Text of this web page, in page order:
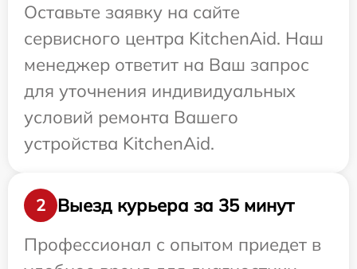
Оставьте заявку на сайте
сервисного центра KitchenAid. Наш
менеджер ответит на Ваш запрос
для уточнения индивидуальных
условий ремонта Вашего
устройства KitchenAid.
2
Выезд курьера за 35 минут
Профессионал с опытом приедет в